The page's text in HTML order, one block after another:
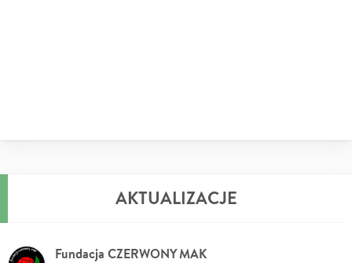
AKTUALIZACJE
Fundacja CZERWONY MAK